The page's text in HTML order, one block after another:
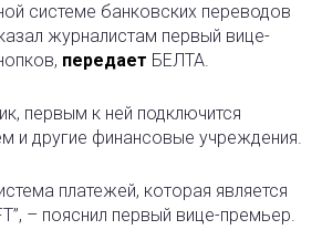
системе банковских переводов
журналистам первый вице-
передает БЕЛТА.
первым к ней подключится
и другие финансовые учреждения.
платежей, которая является
– пояснил первый вице-премьер.